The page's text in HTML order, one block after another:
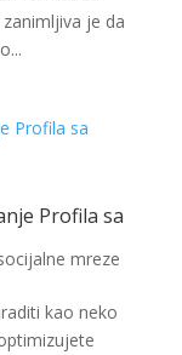
je da
Profila sa
mreze
kao neko